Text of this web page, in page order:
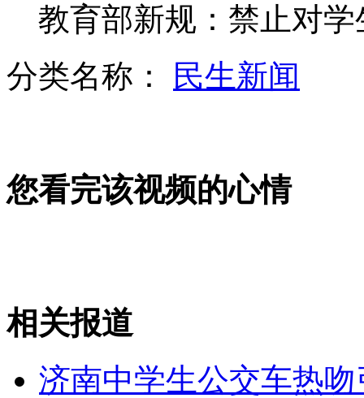
宁财神网购被骗又澄清 被疑炒作
张柏芝"嫌弃"小沈阳 否认锋芝复合
教育部新规：禁止对学
分类名称：
民生新闻
您看完该视频的心情
相关报道
济南中学生公交车热